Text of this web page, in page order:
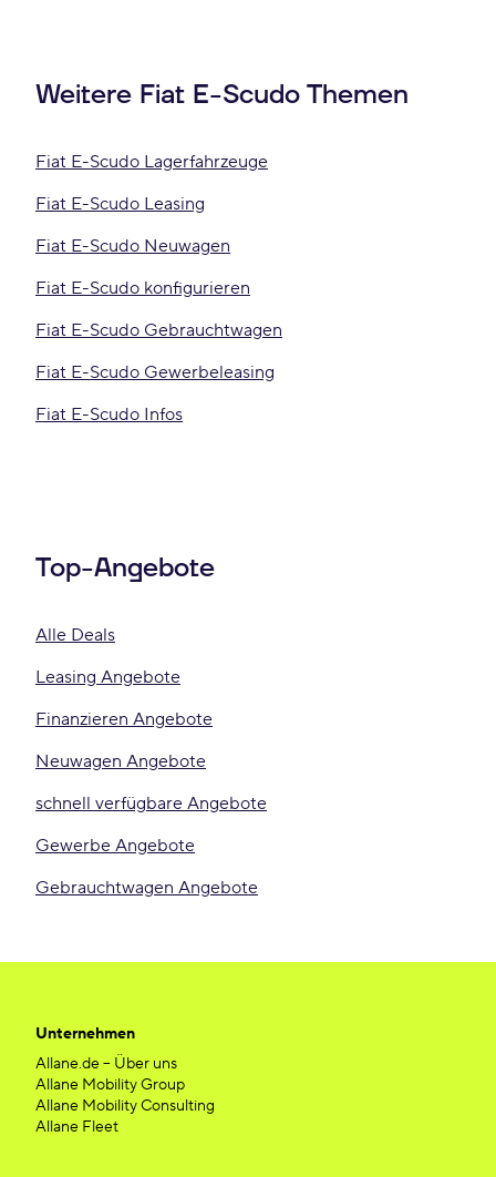
Weitere Fiat E-Scudo Themen
Fiat E-Scudo Lagerfahrzeuge
Fiat E-Scudo Leasing
Fiat E-Scudo Neuwagen
Fiat E-Scudo konfigurieren
Fiat E-Scudo Gebrauchtwagen
Fiat E-Scudo Gewerbeleasing
Fiat E-Scudo Infos
Top-Angebote
Alle Deals
Leasing Angebote
Finanzieren Angebote
Neuwagen Angebote
schnell verfügbare Angebote
Gewerbe Angebote
Gebrauchtwagen Angebote
Unternehmen
Allane.de – Über uns
Allane Mobility Group
Allane Mobility Consulting
Allane Fleet